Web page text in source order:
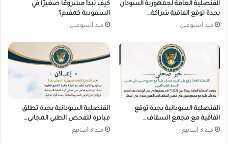
القنصلية العامة لجمهورية السودان
بجدة توقع اتفاقية شراكة…
منذ أسبوعين
كيف تبدأ مشروعًا صغيرًا في
السعودية كمقيم؟
منذ أسبوعين
القنصلية السودانية بجدة توقع
اتفاقية مع مجمع السقاف…
منذ 3 أسابيع
القنصلية السودانية بجدة تطلق
مبادرة للفحص الطبي المجاني…
منذ 3 أسابيع